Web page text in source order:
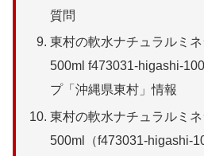
質問
東村の軟水ナチュラルミ
500ml f473031-higashi-
プ「沖縄県東村」情報
東村の軟水ナチュラルミ
500ml（f473031-higashi-